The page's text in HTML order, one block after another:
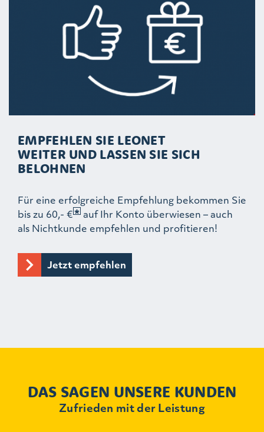
EMPFEHLEN SIE LEONET
WEITER UND LASSEN SIE SICH
BELOHNEN
Für eine erfolgreiche Empfehlung bekommen Sie
bis zu 60,- €
auf Ihr Konto überwiesen – auch
als Nichtkunde empfehlen und profitieren!
Jetzt empfehlen
DAS SAGEN UNSERE KUNDEN
Zufrieden mit der Leistung